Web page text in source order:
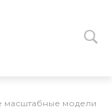
масштабные модели